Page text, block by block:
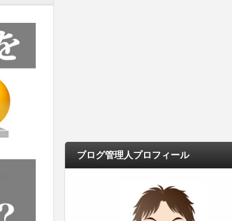
ブログ管理人プロフィール